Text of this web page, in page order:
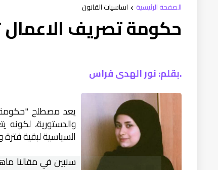
الصفحة الرئيسية اساسيات القانون
حكومة تصريف الاعمال CARETAKER GOVERNMENT
.بقلم: نور الهدى فراس
يعد مصطلح "حكومة
والدستورية،
السياسية لبقية فترة
سنبين في مقالنا